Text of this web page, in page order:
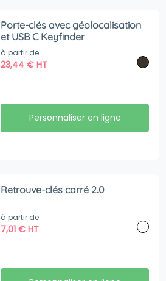
Porte-clés avec géolocalisation
et USB C Keyfinder
à partir de
23,44€ HT
Personnaliser en ligne
Retrouve-clés carré 2.0
à partir de
7,01€ HT